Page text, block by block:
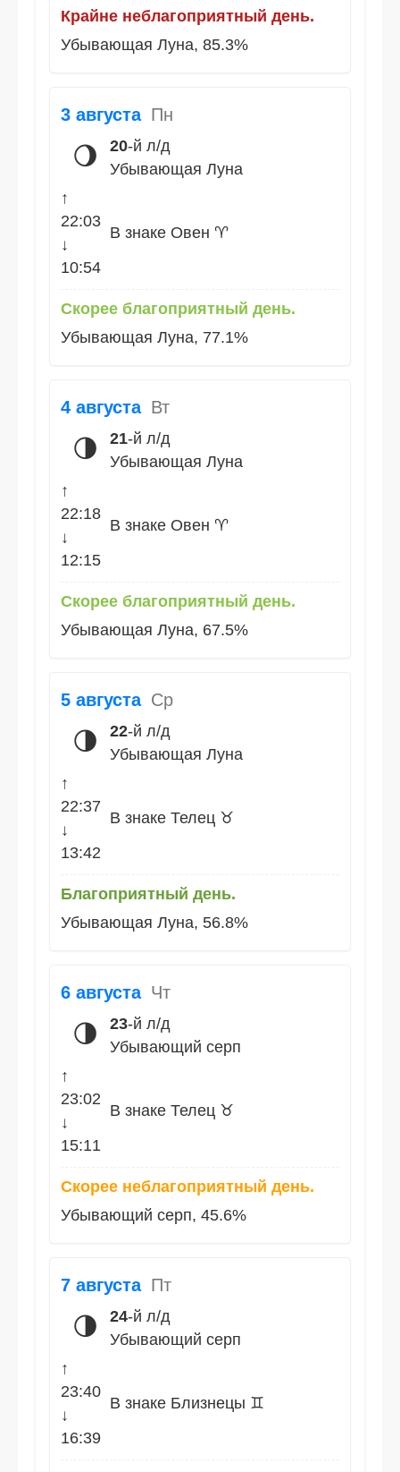
Крайне неблагоприятный день.
Убывающая Луна, 85.3%
3 августа Пн
🌖 20-й л/д
Убывающая Луна
↑
22:03
↓
10:54
В знаке Овен ♈
Скорее благоприятный день.
Убывающая Луна, 77.1%
4 августа Вт
🌗 21-й л/д
Убывающая Луна
↑
22:18
↓
12:15
В знаке Овен ♈
Скорее благоприятный день.
Убывающая Луна, 67.5%
5 августа Ср
🌗 22-й л/д
Убывающая Луна
↑
22:37
↓
13:42
В знаке Телец ♉
Благоприятный день.
Убывающая Луна, 56.8%
6 августа Чт
🌗 23-й л/д
Убывающий серп
↑
23:02
↓
15:11
В знаке Телец ♉
Скорее неблагоприятный день.
Убывающий серп, 45.6%
7 августа Пт
🌗 24-й л/д
Убывающий серп
↑
23:40
↓
16:39
В знаке Близнецы ♊